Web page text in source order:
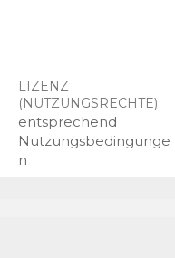
LIZENZ
(NUTZUNGSRECHTE)
entsprechend
Nutzungsbedingunge
n